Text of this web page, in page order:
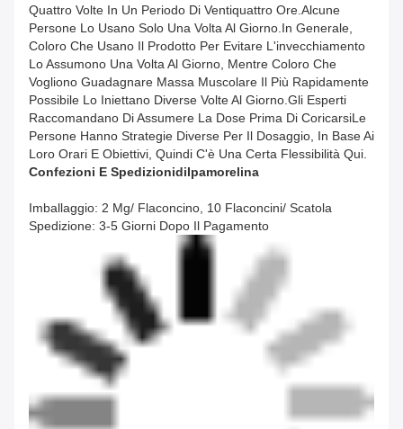
Quattro Volte In Un Periodo Di Ventiquattro Ore.Alcune
Persone Lo Usano Solo Una Volta Al Giorno.In Generale,
Coloro Che Usano Il Prodotto Per Evitare L'invecchiamento
Lo Assumono Una Volta Al Giorno, Mentre Coloro Che
Vogliono Guadagnare Massa Muscolare Il Più Rapidamente
Possibile Lo Iniettano Diverse Volte Al Giorno.Gli Esperti
Raccomandano Di Assumere La Dose Prima Di CoricarsiLe
Persone Hanno Strategie Diverse Per Il Dosaggio, In Base Ai
Loro Orari E Obiettivi, Quindi C'è Una Certa Flessibilità Qui.
Confezioni E SpedizioniDiIpamorelina
Imballaggio: 2 Mg/ Flaconcino, 10 Flaconcini/ Scatola
Spedizione: 3-5 Giorni Dopo Il Pagamento